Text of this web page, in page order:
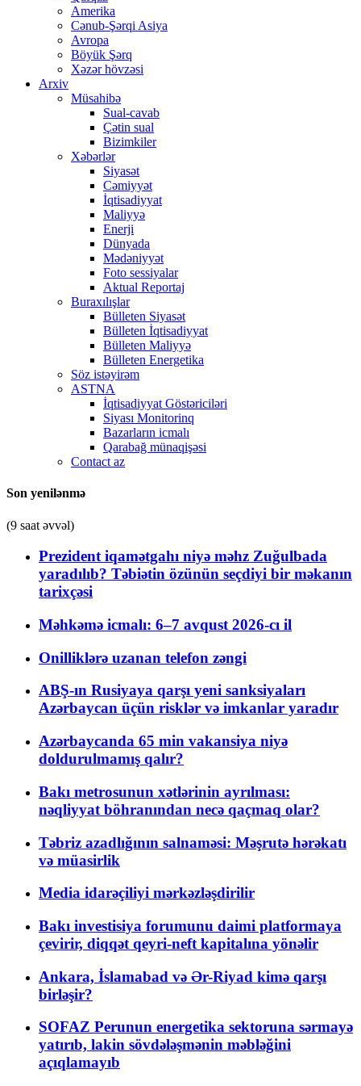
Amerika
Cənub-Şərqi Asiya
Avropa
Böyük Şərq
Xəzər hövzəsi
Arxiv
Müsahibə
Sual-cavab
Çətin sual
Bizimkiler
Xəbərlər
Siyasət
Cəmiyyət
İqtisadiyyat
Maliyyə
Enerji
Dünyada
Mədəniyyət
Foto sessiyalar
Aktual Reportaj
Buraxılışlar
Bülleten Siyasət
Bülleten İqtisadiyyat
Bülleten Maliyyə
Bülleten Energetika
Söz istəyirəm
ASTNA
İqtisadiyyat Göstəriciləri
Siyası Monitorinq
Bazarların icmalı
Qarabağ münaqişəsi
Contact az
Son yenilənmə
(9 saat əvvəl)
Prezident iqamətgahı niyə məhz Zuğulbada
yaradılıb? Təbiətin özünün seçdiyi bir məkanın
tarixçəsi
Məhkəmə icmalı: 6–7 avqust 2026-cı il
Onilliklərə uzanan telefon zəngi
ABŞ-ın Rusiyaya qarşı yeni sanksiyaları
Azərbaycan üçün risklər və imkanlar yaradır
Azərbaycanda 65 min vakansiya niyə
doldurulmamış qalır?
Bakı metrosunun xətlərinin ayrılması:
nəqliyyat böhranından necə qaçmaq olar?
Təbriz azadlığının salnaməsi: Məşrutə hərəkatı
və müasirlik
Media idarəçiliyi mərkəzləşdirilir
Bakı investisiya forumunu daimi platformaya
çevirir, diqqət qeyri-neft kapitalına yönəlir
Ankara, İslamabad və Ər-Riyad kimə qarşı
birləşir?
SOFAZ Perunun energetika sektoruna sərmayə
yatırıb, lakin sövdələşmənin məbləğini
açıqlamayıb